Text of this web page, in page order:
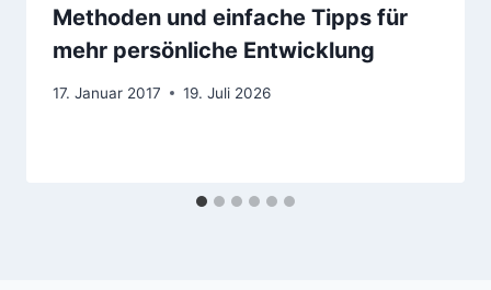
Methoden und einfache Tipps für
mehr persönliche Entwicklung
17. Januar 2017 19. Juli 2026